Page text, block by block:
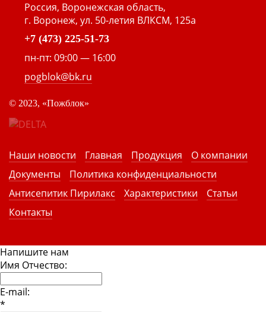
Россия, Воронежская область,
г. Воронеж, ул. 50-летия ВЛКСМ, 125а
+7 (473) 225-51-73
пн-пт: 09:00 — 16:00
pogblok@bk.ru
© 2023, «Пожблок»
Наши новости Главная Продукция
О компании
Документы
Политика конфиденциальности
Антисепитик Пирилакс
Характеристики
Статьи
Контакты
Напишите нам
Имя Отчество:
E-mail:
*